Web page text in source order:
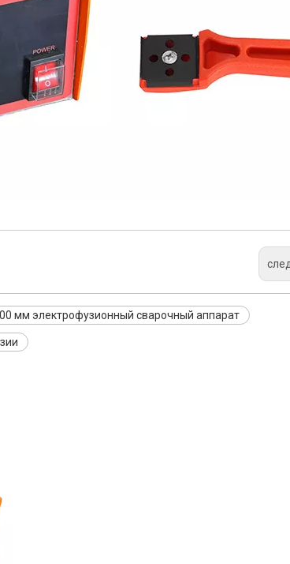
мм электрофузионный сварочный аппарат